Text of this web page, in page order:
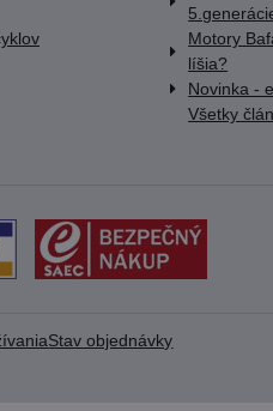
Motory
líšia?
Novinka -
Všetky
Stav objednávky